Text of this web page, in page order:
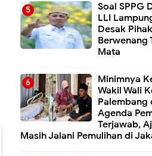
Soal SPPG
LLI
Desak Pihak
Berwenang
Mata
Minimnya
Wakil Wali
Palembang
Agenda
Terjawab,
Masih Jalani Pemulihan di